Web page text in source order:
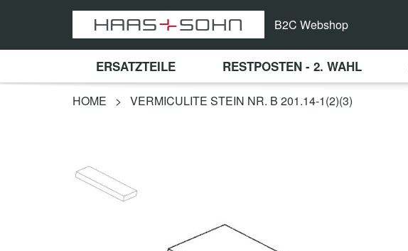
B2C Webshop
ERSATZTEILE RESTPOSTEN - 2. WAHL
HOME > VERMICULITE STEIN NR. B 201.14-1(2)(3)